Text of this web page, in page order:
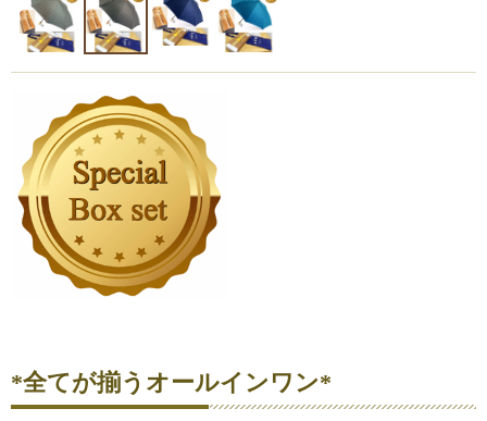
*全てが揃うオールインワン*